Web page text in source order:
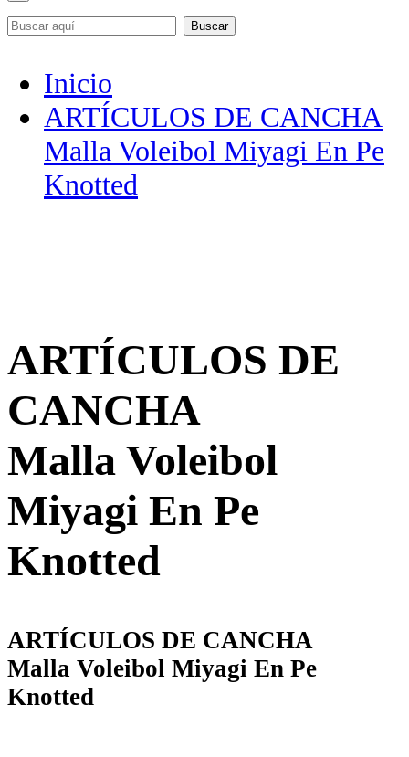
Buscar
Inicio
ARTÍCULOS DE CANCHA
Malla Voleibol Miyagi En Pe
Knotted
ARTÍCULOS DE
CANCHA
Malla Voleibol
Miyagi En Pe
Knotted
ARTÍCULOS DE CANCHA
Malla Voleibol Miyagi En Pe
Knotted